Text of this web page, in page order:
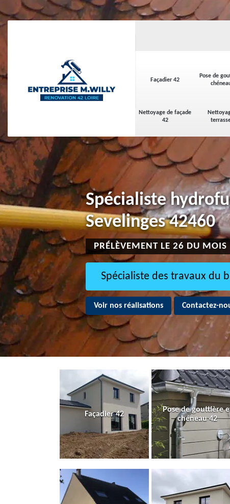
Façadier 42
Pose de
Nettoyage de façade
42
Spécialiste
Sevelinges 42460
PRÉLÈVEMENT LE 26 DU MOIS
Spécialiste des travaux du
Voir nos réalisations Contactez-
Façadier 42
Pose de gouttière
chéneau 42